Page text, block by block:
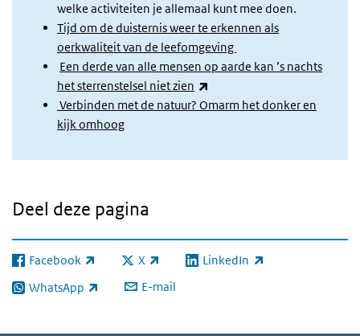
welke activiteiten je allemaal kunt mee doen.
Tijd om de duisternis weer te erkennen als
oerkwaliteit van de leefomgeving
Een derde van alle mensen op aarde kan ’s nachts
het sterrenstelsel niet zien
Verbinden met de natuur? Omarm het donker en
kijk omhoog
Deel deze pagina
Facebook
(externe link) X
(externe link) LinkedIn
(externe link)
WhatsApp
(externe link) E-mail